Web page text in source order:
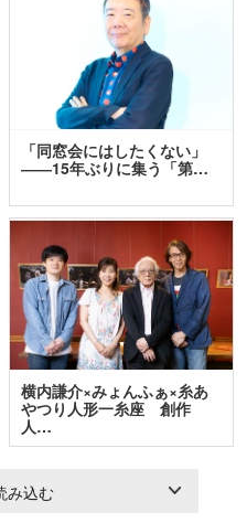
「同窓会にはしたくない」
――15年ぶりに集う「第…
横内謙介×みょんふぁ×糸あ
やつり人形一糸座 創作
人…
み込む